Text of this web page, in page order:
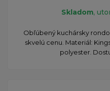
Skladom,
Obľúbený kuchársky
skvelú cenu. Materiál:
polyester.